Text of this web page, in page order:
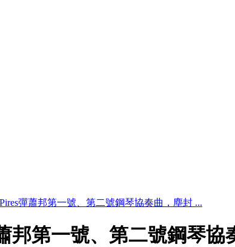
Pires彈蕭邦第一號、第二號鋼琴協奏曲，塵封 ...
邦第一號、第二號鋼琴協